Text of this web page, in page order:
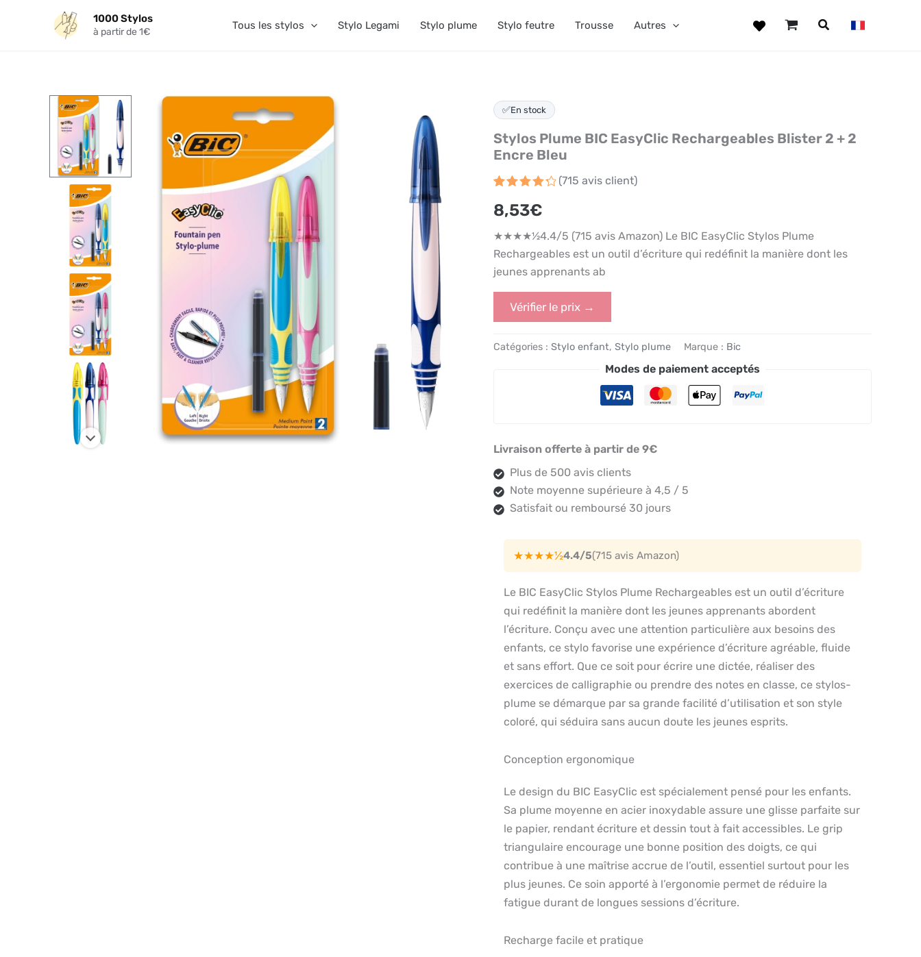
1000 Stylos
à partir de 1€ Tous les stylos Stylo Legami Stylo plume Stylo feutre Trousse Autres
✅En stock
Stylos Plume BIC EasyClic Rechargeables Blister 2 + 2
Encre Bleu
sur 5
basé
sur
notations
client
(715 avis client)
8,53€
★★★★½4.4/5 (715 avis Amazon) Le BIC EasyClic Stylos Plume
Rechargeables est un outil d’écriture qui redéfinit la manière dont les
jeunes apprenants ab
Vérifier le prix →
Catégories : Stylo enfant, Stylo plume Marque : Bic
Modes de paiement acceptés
Livraison offerte à partir de 9€
Plus de 500 avis clients
Note moyenne supérieure à 4,5 / 5
Satisfait ou remboursé 30 jours
★★★★½4.4/5(715 avis Amazon)
Le BIC EasyClic Stylos Plume Rechargeables est un outil d’écriture
qui redéfinit la manière dont les jeunes apprenants abordent
l’écriture. Conçu avec une attention particulière aux besoins des
enfants, ce stylo favorise une expérience d’écriture agréable, fluide
et sans effort. Que ce soit pour écrire une dictée, réaliser des
exercices de calligraphie ou prendre des notes en classe, ce stylos-
plume se démarque par sa grande facilité d’utilisation et son style
coloré, qui séduira sans aucun doute les jeunes esprits.
Conception ergonomique
Le design du BIC EasyClic est spécialement pensé pour les enfants.
Sa plume moyenne en acier inoxydable assure une glisse parfaite sur
le papier, rendant écriture et dessin tout à fait accessibles. Le grip
triangulaire encourage une bonne position des doigts, ce qui
contribue à une maîtrise accrue de l’outil, essentiel surtout pour les
plus jeunes. Ce soin apporté à l’ergonomie permet de réduire la
fatigue durant de longues sessions d’écriture.
Recharge facile et pratique